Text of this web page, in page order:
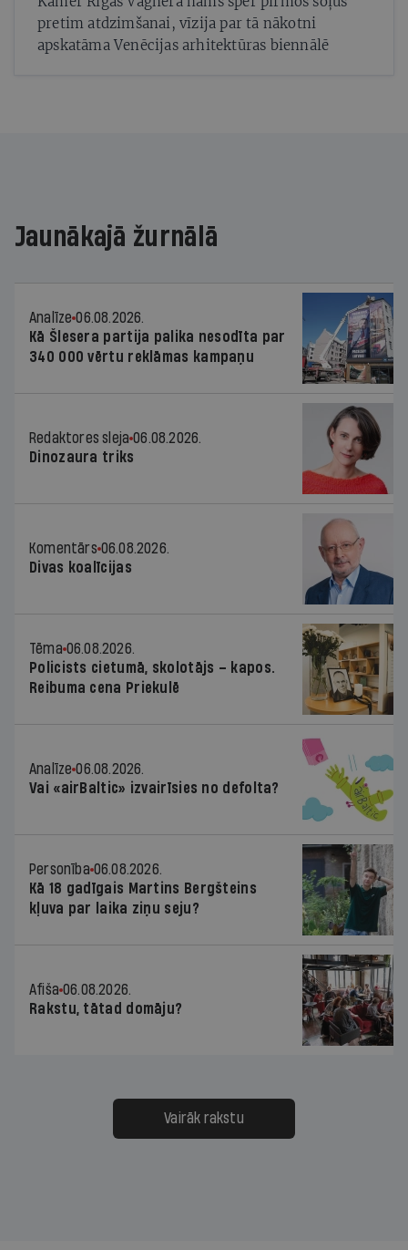
pretim atdzimšanai, vīzija par tā nākotni
apskatāma Venēcijas arhitektūras biennālē
Jaunākajā žurnālā
Analīze 06.08.2026.
Kā Šlesera partija palika nesodīta par
340 000 vērtu reklāmas kampaņu
Redaktores sleja 06.08.2026.
Dinozaura triks
Komentārs 06.08.2026.
Divas koalīcijas
Tēma 06.08.2026.
Policists cietumā, skolotājs – kapos.
Reibuma cena Priekulē
Analīze 06.08.2026.
Vai «airBaltic» izvairīsies no defolta?
Personība 06.08.2026.
Kā 18 gadīgais Martins Bergšteins
kļuva par laika ziņu seju?
Afiša 06.08.2026.
Rakstu, tātad domāju?
Vairāk rakstu